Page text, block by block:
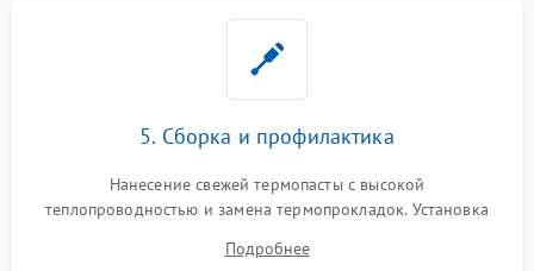
5. Сборка и профилактика
Нанесение свежей термопасты с высокой
теплопроводностью и замена термопрокладок. Установка
шлейфов, модулей памяти и накопителей. Предварительная
Подробнее